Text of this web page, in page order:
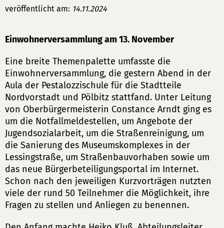
veröffentlicht am: 14.11.2024
Einwohnerversammlung am 13. November
Eine breite Themenpalette umfasste die
Einwohnerversammlung, die gestern Abend in der
Aula der Pestalozzischule für die Stadtteile
Nordvorstadt und Pölbitz stattfand. Unter Leitung
von Oberbürgermeisterin Constance Arndt ging es
um die Notfallmeldestellen, um Angebote der
Jugendsozialarbeit, um die Straßenreinigung, um
die Sanierung des Museumskomplexes in der
Lessingstraße, um Straßenbauvorhaben sowie um
das neue Bürgerbeteiligungsportal im Internet.
Schon nach den jeweiligen Kurzvorträgen nutzten
viele der rund 50 Teilnehmer die Möglichkeit, ihre
Fragen zu stellen und Anliegen zu benennen.